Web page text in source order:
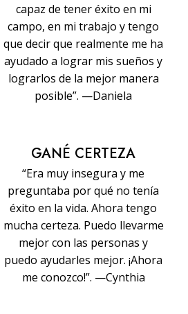
capaz de tener éxito en mi
campo, en mi trabajo y tengo
que decir que realmente me ha
ayudado a lograr mis sueños y
lograrlos de la mejor manera
posible”. —Daniela
GANÉ CERTEZA
“Era muy insegura y me
preguntaba por qué no tenía
éxito en la vida. Ahora tengo
mucha certeza. Puedo llevarme
mejor con las personas y
puedo ayudarles mejor. ¡Ahora
me conozco!”. —Cynthia